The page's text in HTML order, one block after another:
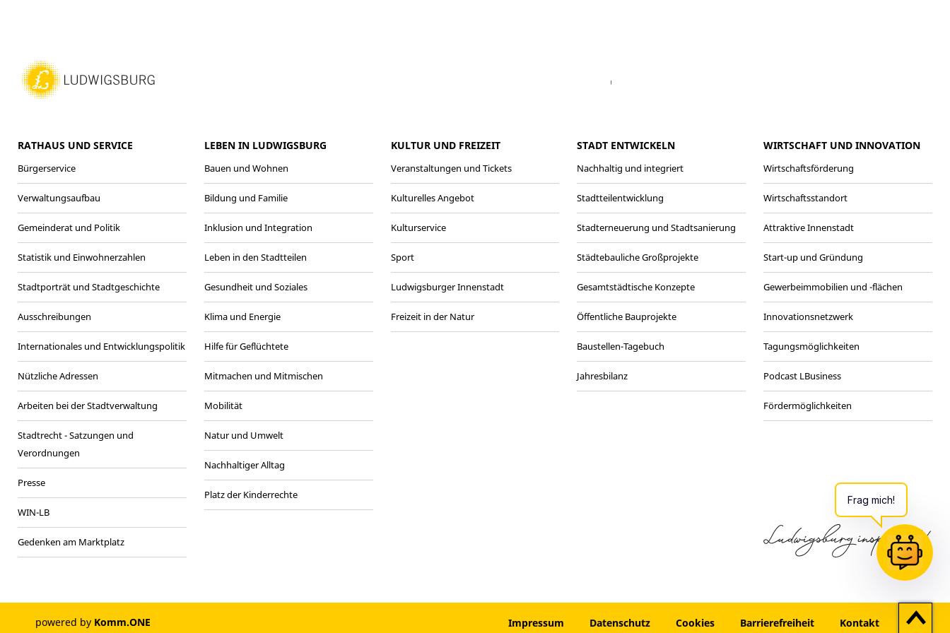
LinkedIn
RATHAUS UND SERVICE
Bürgerservice
Verwaltungsaufbau
Gemeinderat und Politik
Statistik und Einwohnerzahlen
Stadtporträt und Stadtgeschichte
Ausschreibungen
Internationales und Entwicklungspolitik
Nützliche Adressen
Arbeiten bei der Stadtverwaltung
Stadtrecht - Satzungen und
Verordnungen
Presse
WIN-LB
Gedenken am Marktplatz
LEBEN IN LUDWIGSBURG
Bauen und Wohnen
Bildung und Familie
Inklusion und Integration
Leben in den Stadtteilen
Gesundheit und Soziales
Klima und Energie
Hilfe für Geflüchtete
Mitmachen und Mitmischen
Mobilität
Natur und Umwelt
Nachhaltiger Alltag
Platz der Kinderrechte
KULTUR UND FREIZEIT
Veranstaltungen und Tickets
Kulturelles Angebot
Kulturservice
Sport
Ludwigsburger Innenstadt
Freizeit in der Natur
STADT ENTWICKELN
Nachhaltig und integriert
Stadtteilentwicklung
Stadterneuerung und Stadtsanierung
Städtebauliche Großprojekte
Gesamtstädtische Konzepte
Öffentliche Bauprojekte
Baustellen-Tagebuch
Jahresbilanz
WIRTSCHAFT UND INNOVATION
Wirtschaftsförderung
Wirtschaftsstandort
Attraktive Innenstadt
Start-up und Gründung
Gewerbeimmobilien und -flächen
Innovationsnetzwerk
Tagungsmöglichkeiten
Podcast LBusiness
Fördermöglichkeiten
powered by Komm.ONE Impressum Datenschutz Cookies Barrierefreiheit Kontakt
Zum